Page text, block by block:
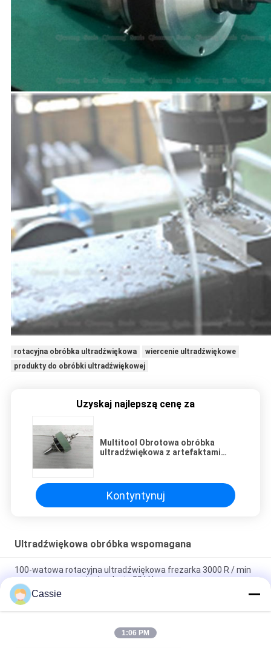
rotacyjna obróbka ultradźwiękowa
wiercenie ultradźwiękowe
produkty do obróbki ultradźwiękowej
Uzyskaj najlepszą cenę za
Multitool Obrotowa obróbka
ultradźwiękowa z artefaktami
Kontyntynuj
Ultradźwiękowa obróbka wspomagana
100-watowa rotacyjna ultradźwiękowa frezarka 3000 R / min
z zaawansowaną technologią 20 kHz
Multitool Obrotowa obróbka ultradźwiękowa z artefaktami
Przetwarzanie materiału 100 Watt
Wysokoczęstotliwościowa obróbka wspomagana
Cassie
1:06 PM